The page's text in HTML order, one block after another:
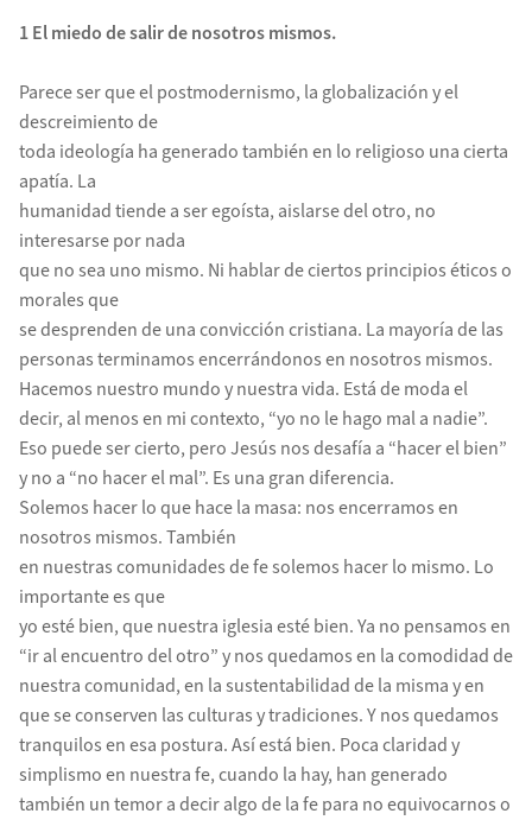
1 El miedo de salir de nosotros mismos.
Parece ser que el postmodernismo, la globalización y el
descreimiento de
toda ideología ha generado también en lo religioso una cierta
apatía. La
humanidad tiende a ser egoísta, aislarse del otro, no
interesarse por nada
que no sea uno mismo. Ni hablar de ciertos principios éticos o
morales que
se desprenden de una convicción cristiana. La mayoría de las
personas terminamos encerrándonos en nosotros mismos.
Hacemos nuestro mundo y nuestra vida. Está de moda el
decir, al menos en mi contexto, “yo no le hago mal a nadie”.
Eso puede ser cierto, pero Jesús nos desafía a “hacer el bien”
y no a “no hacer el mal”. Es una gran diferencia.
Solemos hacer lo que hace la masa: nos encerramos en
nosotros mismos. También
en nuestras comunidades de fe solemos hacer lo mismo. Lo
importante es que
yo esté bien, que nuestra iglesia esté bien. Ya no pensamos en
“ir al encuentro del otro” y nos quedamos en la comodidad de
nuestra comunidad, en la sustentabilidad de la misma y en
que se conserven las culturas y tradiciones. Y nos quedamos
tranquilos en esa postura. Así está bien. Poca claridad y
simplismo en nuestra fe, cuando la hay, han generado
también un temor a decir algo de la fe para no equivocarnos o